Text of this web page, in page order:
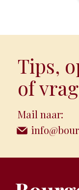
promoten om
Tips,
of
Mail naar: